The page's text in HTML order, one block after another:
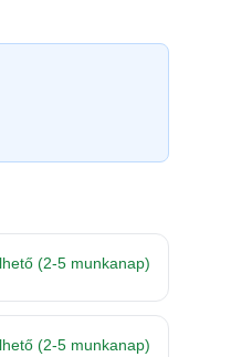
(2-5 munkanap)
(2-5 munkanap)